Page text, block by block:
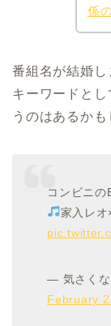
係
番組名が結婚
キーワードと
うのはあるかも
コンビニの
家入レ
— 気さくな
February